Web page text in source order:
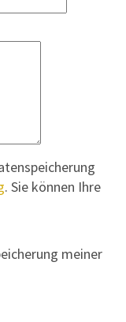
. Sie können Ihre
meiner